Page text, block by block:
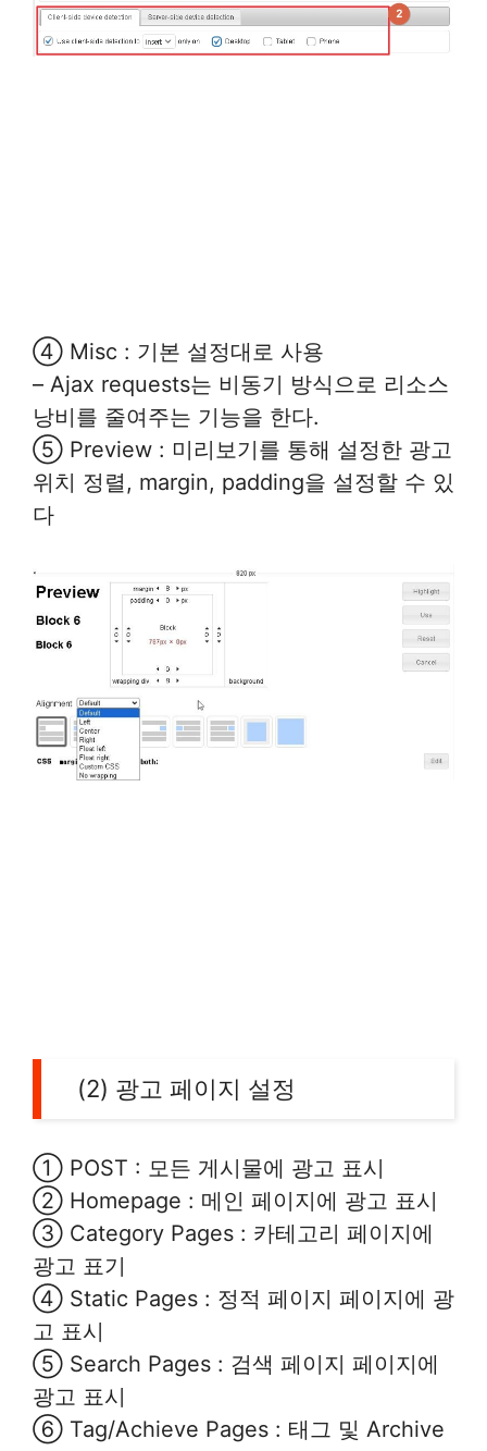
④ Misc : 기본 설정대로 사용
– Ajax requests는 비동기 방식으로 리소스
낭비를 줄여주는 기능을 한다.
⑤ Preview : 미리보기를 통해 설정한 광고
위치 정렬, margin, padding을 설정할 수 있
다
(2) 광고 페이지 설정
① POST : 모든 게시물에 광고 표시
② Homepage : 메인 페이지에 광고 표시
③ Category Pages : 카테고리 페이지에
광고 표기
④ Static Pages : 정적 페이지 페이지에 광
고 표시
⑤ Search Pages : 검색 페이지 페이지에
광고 표시
⑥ Tag/Achieve Pages : 태그 및 Archive